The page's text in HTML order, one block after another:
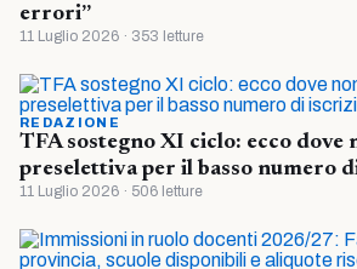
errori”
11 Luglio 2026 · 353 letture
REDAZIONE
TFA sostegno XI ciclo: ecco dove
preselettiva per il basso numero
11 Luglio 2026 · 506 letture